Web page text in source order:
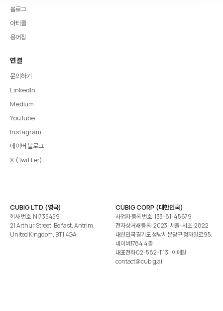
블로그
아티클
용어집
연결
문의하기
LinkedIn
Medium
YouTube
Instagram
네이버 블로그
X (Twitter)
CUBIG LTD (영국)
회사 번호: NI735459
21 Arthur Street, Belfast, Antrim,
United Kingdom, BT1 4GA
CUBIG CORP (대한민국)
사업자 등록 번호: 133-81-45679
전자상거래 등록: 2023-서울-서초-2822
대한민국 경기도 성남시 분당구 정자일로 95,
네이버1784 4층
대표전화02-582-1113 · 이메일
contact@cubig.ai